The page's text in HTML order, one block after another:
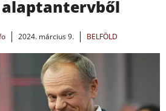
2024. március 9. BELFÖLD